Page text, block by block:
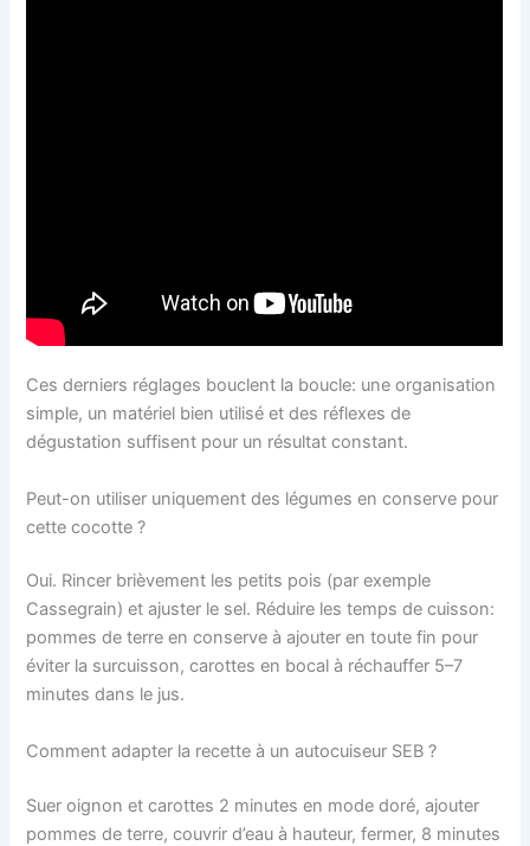
Ces derniers réglages bouclent la boucle: une organisation
simple, un matériel bien utilisé et des réflexes de
dégustation suffisent pour un résultat constant.
Peut-on utiliser uniquement des légumes en conserve pour
cette cocotte ?
Oui. Rincer brièvement les petits pois (par exemple
Cassegrain) et ajuster le sel. Réduire les temps de cuisson:
pommes de terre en conserve à ajouter en toute fin pour
éviter la surcuisson, carottes en bocal à réchauffer 5–7
minutes dans le jus.
Comment adapter la recette à un autocuiseur SEB ?
Suer oignon et carottes 2 minutes en mode doré, ajouter
pommes de terre, couvrir d’eau à hauteur, fermer, 8 minutes